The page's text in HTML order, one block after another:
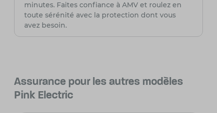
minutes. Faites confiance à AMV et roulez en
toute sérénité avec la protection dont vous
avez besoin.
Assurance pour les autres modèles
Pink Electric